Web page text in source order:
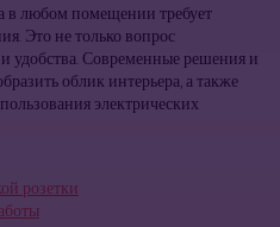
в любом помещении требует
Это не только вопрос
удобства. Современные решения и
облик интерьера, а также
электрических
розетки